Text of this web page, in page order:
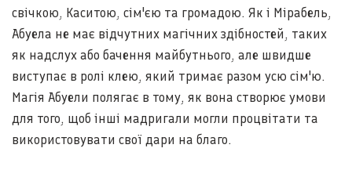
свічкою, Каситою, сім'єю та громадою. Як і Мірабель,
Абуела не має відчутних магічних здібностей, таких
як надслух або бачення майбутнього, але швидше
виступає в ролі клею, який тримає разом усю сім'ю.
Магія Абуели полягає в тому, як вона створює умови
для того, щоб інші мадригали могли процвітати та
використовувати свої дари на благо.